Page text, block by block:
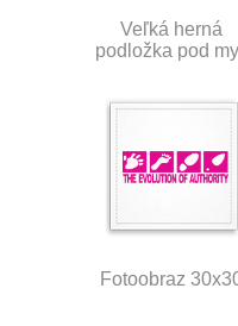
Veľká herná
podložka pod
Fotoobraz